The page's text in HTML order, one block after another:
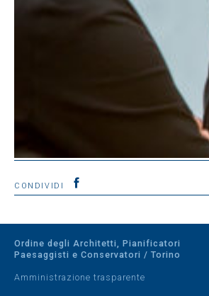
CONDIVIDI
Ordine degli Architetti, Pianificatori
Paesaggisti e Conservatori / Torino
Amministrazione trasparente